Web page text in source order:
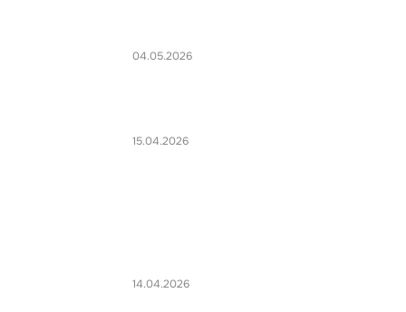
04.05.2026
15.04.2026
14.04.2026